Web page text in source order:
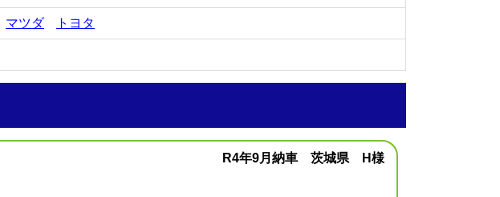
マツダ トヨタ
R4年9月納車 茨城県 H様